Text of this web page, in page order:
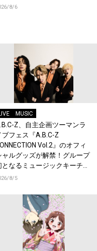
8/6
MUSIC
Z、自主企画ツーマンラ
ブフェス『A.B.C-Z
Vol.2』のオフィ
ャルグッズが解禁！グループ
となるミュージックキーチェ
ンが登場！
8/5